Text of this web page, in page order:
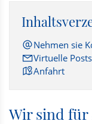
Nehmen sie
Virtuelle
Anfahrt
Wir sind für